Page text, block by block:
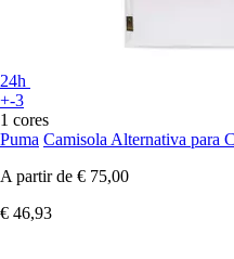
24h
+-3
1 cores
Puma Camisola Alternativa para
A partir de € 75,00
€ 46,93